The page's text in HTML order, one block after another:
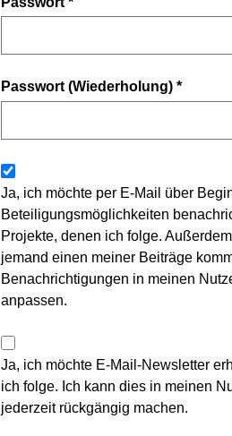
Passwort (Wiederholung) *
Ja, ich möchte per E-Mail über
Beteiligungsmöglichkeiten
Projekte, denen ich folge.
jemand einen meiner Beiträge
Benachrichtigungen in meinen
anpassen.
Ja, ich möchte E-Mail-Newsletter
ich folge. Ich kann dies in meinen
jederzeit rückgängig machen.